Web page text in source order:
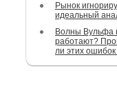
Рынок
идеальный
Волны Вульфа
работают?
ли этих ошибок